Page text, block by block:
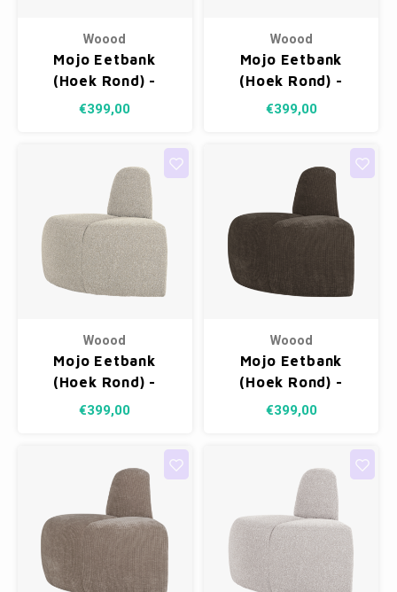
Woood
Mojo Eetbank
(Hoek Rond) -
Ribstof Honinggeel
€399,00
Woood
Mojo Eetbank
(Hoek Rond) -
Bouclé Geel/Bruin
€399,00
Woood
Mojo Eetbank
(Hoek Rond) -
Bouclé Beige
€399,00
Woood
Mojo Eetbank
(Hoek Rond) -
Ribstof Bruin
€399,00